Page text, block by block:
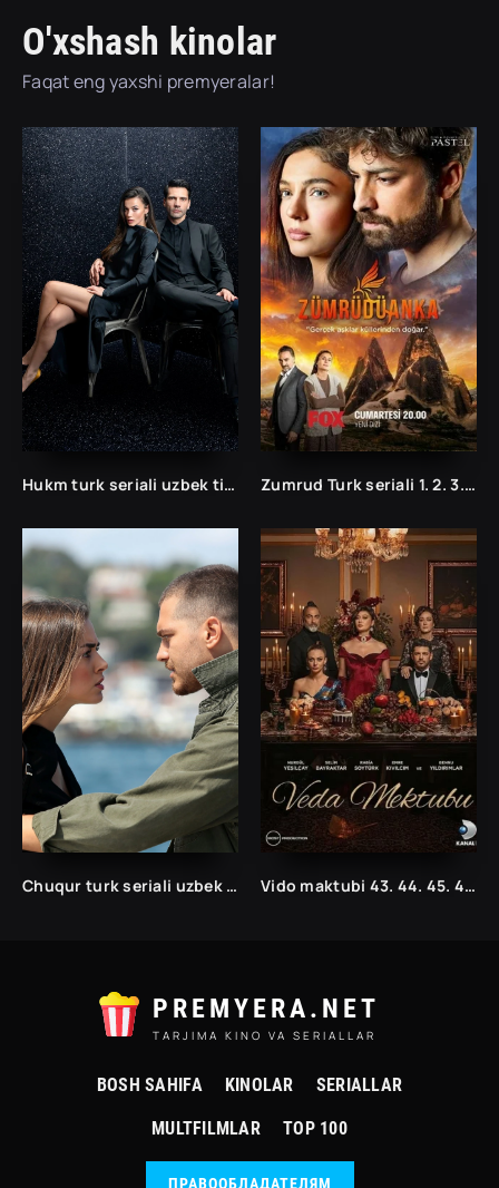
O'xshash kinolar
Faqat eng yaxshi premyeralar!
Hukm turk seriali uzbek tilida /Хукм турк сериали ўзбек тилида/ 203. 204. 205. 206. 207. 208. 209. 210. 211. 212. 213. 214. 215 barcha qismlari. Zumrud Turk seriali 1. 2. 3. 35. 36. 37. 38. 39. 40. 41. 42. 43. 44. 45. 46. 47. 48. 49. 50 Qism Uzbek tilida Barcha qismlar
Chuqur turk seriali uzbek tilida /Чукур турк сериали ўзбек тилида/ 1. 2. 3. 10. 20. 30. 40. 50. 60. 70. 80. 90. 100. 150. 200 barcha qismlar Vido maktubi 43. 44. 45. 46. 47. 48. 49. 50. 51. 5.2 .53. 54. 55. 56. 57. 58. 59. 60 Qism Uzbek tilida Turk seriali
PREMYERA.NET
TARJIMA KINO VA SERIALLAR
BOSH SAHIFA KINOLAR SERIALLAR
MULTFILMLAR TOP 100
ПРАВООБЛАДАТЕЛЯМ